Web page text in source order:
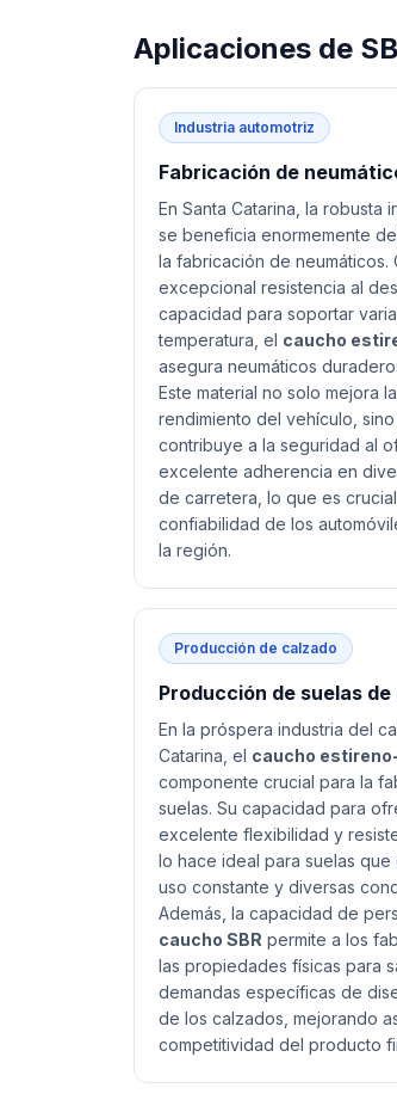
Aplicaciones de
Industria automotriz
Fabricación de
En Santa Catarina, la robusta
se beneficia enormemente
la fabricación de neumáticos.
excepcional resistencia al
capacidad para soportar
temperatura, el caucho
asegura neumáticos
Este material no solo mejora
rendimiento del vehículo,
contribuye a la seguridad al
excelente adherencia en
de carretera, lo que es
confiabilidad de los
la región.
Producción de calzado
Producción de suelas
En la próspera industria del
Catarina, el caucho
componente crucial para la
suelas. Su capacidad para
excelente flexibilidad y
lo hace ideal para suelas
uso constante y diversas
Además, la capacidad de
caucho SBR permite a los
las propiedades físicas para
demandas específicas de
de los calzados, mejorando
competitividad del producto